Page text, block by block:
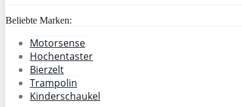
Beliebte Marken:
Motorsense
Hochentaster
Bierzelt
Trampolin
Kinderschaukel